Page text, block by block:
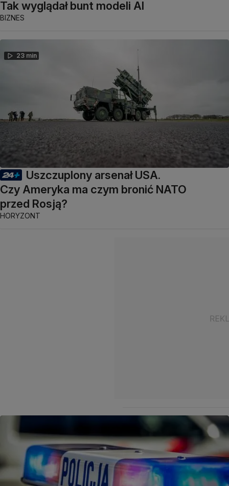
Tak wyglądał bunt modeli AI
BIZNES
23 min
Uszczuplony arsenał USA.
Czy Ameryka ma czym bronić NATO
przed Rosją?
HORYZONT